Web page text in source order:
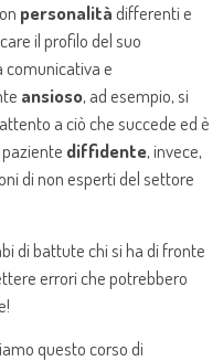
personalitàdifferenti e
il profilo del suo
comunicativa e
ansioso, ad esempio, si
a ciò che succede ed è
diffidente, invece,
di non esperti del settore
di battute chi si ha di fronte
errori che potrebbero
questo corso di